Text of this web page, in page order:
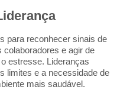
para reconhecer sinais de
e agir de
estresse. Lideranças
limites e a necessidade de
mais saudável.